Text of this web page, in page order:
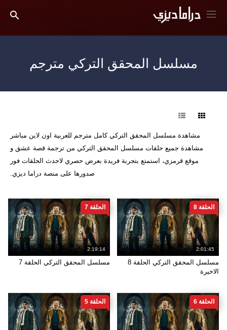
مسلسل المحقق التركي مترجم
مشاهدة مسلسل المحقق التركي كامل مترجم للعربية اون لاين مباشر
مشاهدة جميع حلقات مسلسل المحقق التركي من ترجمة قصة عشق و
موقع قرمزي، استمتع بتجربة فريدة بعرض حصري لاحدث الحلقات فور
صدورها على منصة دراما ديزي.
2:01:45
الحلقة 8
مسلسل المحقق التركي الحلقة 8
الاخيرة
2:19:14
الحلقة 7
مسلسل المحقق التركي الحلقة 7
الحلقة 6 الحلقة 5